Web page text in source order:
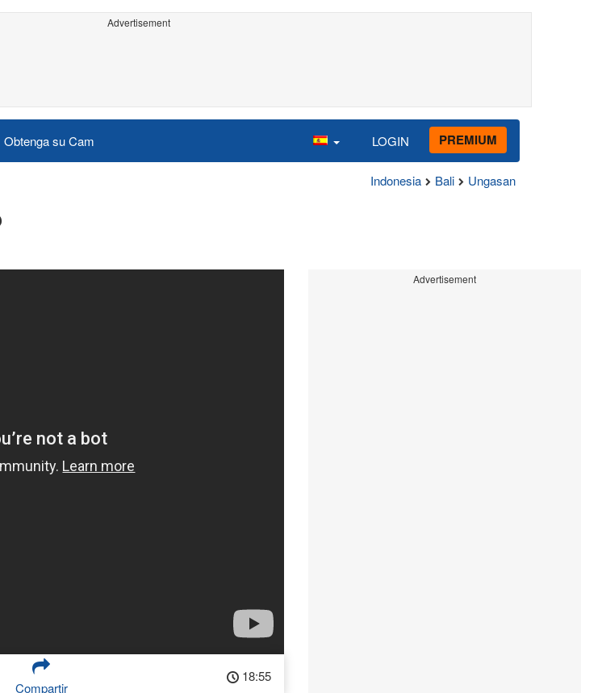
Advertisement
Obtenga su Cam LOGIN PREMIUM
Indonesia Bali Ungasan
Compartir
18:55
Advertisement